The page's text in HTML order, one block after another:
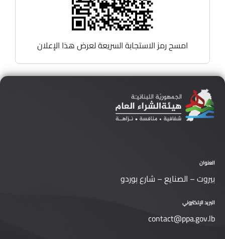
امسح رمز الاستجابة السريعة لعرض هذا الإعلان
العنوان
بيروت – الصنايع – شارع بوردو
البريد الإلكتروني
contact@ppa.gov.lb